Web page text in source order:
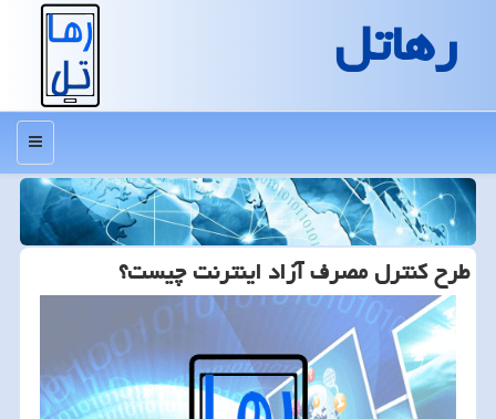
رهاتل
منو
طرح کنترل مصرف آزاد اینترنت چیست؟